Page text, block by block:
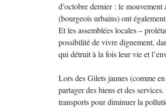
d’octobre dernier : le
(bourgeois urbains) ont
Et les assemblées locales –
possibilité de vivre dignement,
qui détruit à la fois leur vie et
Lors des Gilets jaunes (comme
partager des biens et des
transports pour diminuer la